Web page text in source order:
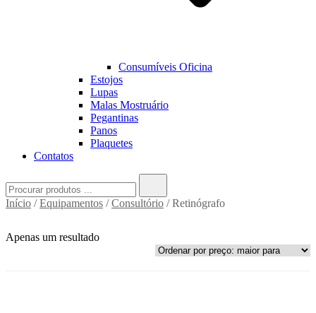
Consumíveis Oficina
Estojos
Lupas
Malas Mostruário
Pegantinas
Panos
Plaquetes
Contatos
for:
Início /Equipamentos /Consultório / Retinógrafo
Apenas um resultado